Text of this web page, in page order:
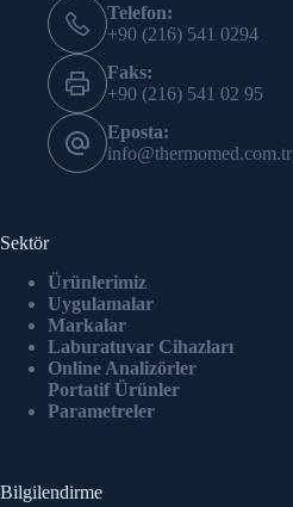
Telefon:
+90 (216) 541 0294
Faks:
+90 (216) 541 02 95
Eposta:
info@thermomed.com.tr
Sektör
Ürünlerimiz
Uygulamalar
Markalar
Laburatuvar Cihazları
Online Analizörler
Portatif Ürünler
Parametreler
Bilgilendirme